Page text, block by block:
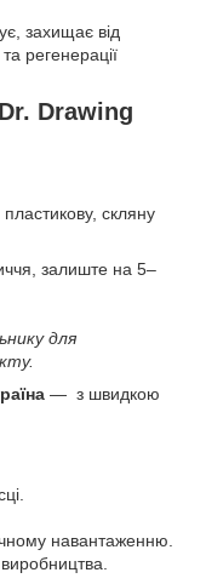
захищає від
регенерації
Drawing
скляну
залиште на 5–
для
— з швидкою
навантаженню.